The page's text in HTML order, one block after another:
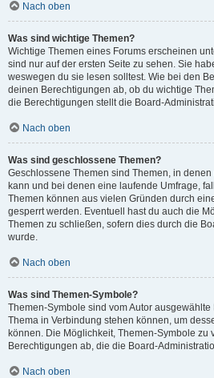
Nach oben
Was sind wichtige Themen?
Wichtige Themen eines Forums erscheinen
sind nur auf der ersten Seite zu sehen. Sie
weswegen du sie lesen solltest. Wie bei den
deinen Berechtigungen ab, ob du wichtige
die Berechtigungen stellt die Board-
Nach oben
Was sind geschlossene Themen?
Geschlossene Themen sind Themen, in
kann und bei denen eine laufende Umfrage,
Themen können aus vielen Gründen durch
gesperrt werden. Eventuell hast du auch die
Themen zu schließen, sofern dies durch die
wurde.
Nach oben
Was sind Themen-Symbole?
Themen-Symbole sind vom Autor
Thema in Verbindung stehen können, um
können. Die Möglichkeit, Themen-Symbole zu
Berechtigungen ab, die die Board-
Nach oben